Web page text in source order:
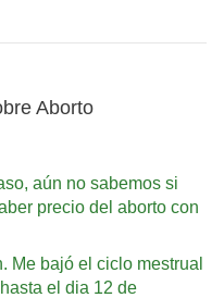
Aborto
aún no sabemos si
precio del aborto con
Me bajó el ciclo mestrual
el dia 12 de